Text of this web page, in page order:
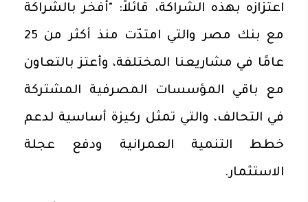
اعتزازه بهذه الشراكة، قائلاً: "أفخر بالشراكة
مع بنك مصر والتي امتدّت منذ أكثر من 25
عامًا في مشاريعنا المختلفة، وأعتز بالتعاون
مع باقي المؤسسات المصرفية المشتركة
في التحالف، والتي تمثل ركيزة أساسية لدعم
خطط التنمية العمرانية ودفع عجلة
الاستثمار.